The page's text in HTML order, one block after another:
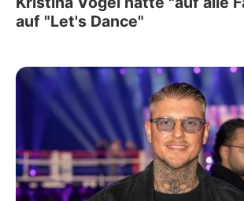
auf "Let's Dance"